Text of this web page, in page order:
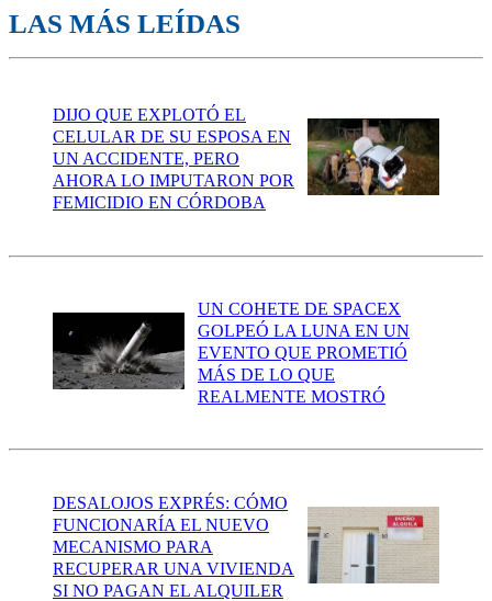
LAS MÁS LEÍDAS
DIJO QUE EXPLOTÓ EL
CELULAR DE SU ESPOSA EN
UN ACCIDENTE, PERO
AHORA LO IMPUTARON POR
FEMICIDIO EN CÓRDOBA
UN COHETE DE SPACEX
GOLPEÓ LA LUNA EN UN
EVENTO QUE PROMETIÓ
MÁS DE LO QUE
REALMENTE MOSTRÓ
DESALOJOS EXPRÉS: CÓMO
FUNCIONARÍA EL NUEVO
MECANISMO PARA
RECUPERAR UNA VIVIENDA
SI NO PAGAN EL ALQUILER